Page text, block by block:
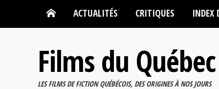
ACTUALITÉS CRITIQUES INDEX
Films du Québec
LES FILMS DE FICTION QUÉBÉCOIS, DES ORIGINES À NOS JOURS